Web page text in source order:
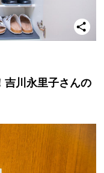
吉川永里子さんの